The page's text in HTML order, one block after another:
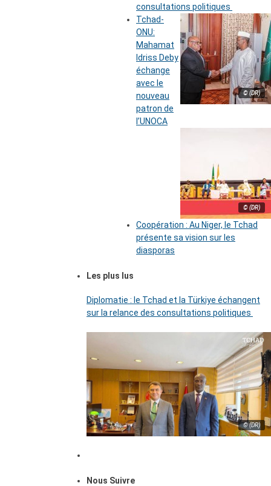
consultations politiques
© (DR)
Tchad-
ONU:
Mahamat
Idriss Deby
échange
avec le
nouveau
patron de
l’UNOCA
© (DR)
Coopération : Au Niger, le Tchad
présente sa vision sur les
diasporas
Les plus lus
Diplomatie : le Tchad et la Türkiye échangent
sur la relance des consultations politiques
© (DR)
Nous Suivre